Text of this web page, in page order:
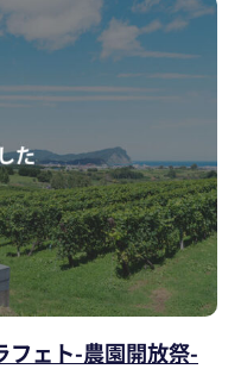
フェト-農園開放祭-